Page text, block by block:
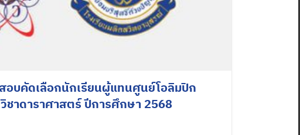
อบคัดเลือกนักเรียนผู้แทนศูนย์โอลิมปิก
ชาดาราศาสตร์ ปีการศึกษา 2568